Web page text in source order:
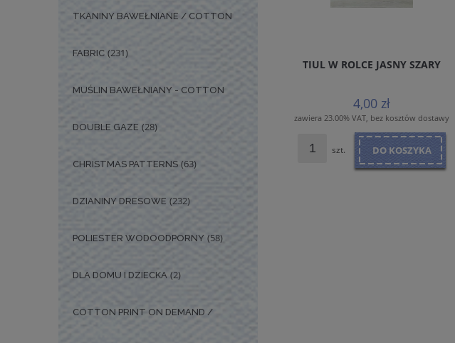
TKANINY BAWEŁNIANE / COTTON
FABRIC (231)
MUŚLIN BAWEŁNIANY - COTTON
DOUBLE GAZE (28)
CHRISTMAS PATTERNS (63)
DZIANINY DRESOWE (232)
POLIESTER WODOODPORNY (58)
DLA DOMU I DZIECKA (2)
COTTON PRINT ON DEMAND /
TIUL W ROLCE JASNY SZARY
4,00 zł
zawiera 23.00% VAT, bez kosztów dostawy
szt. DO KOSZYKA